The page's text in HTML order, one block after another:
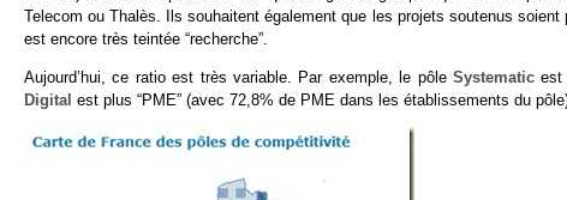
Telecom ou Thalès. Ils souhaitent également que les projets soutenus
est encore très teintée “recherche”.
Aujourd’hui, ce ratio est très variable. Par exemple, le pôle Systematicest
Digital est plus “PME” (avec 72,8% de PME dans les établissements du